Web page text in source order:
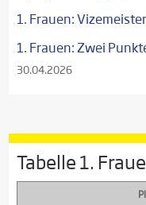
1. Frauen:
1. Frauen: Zwei
30.04.2026
Tabelle 1.